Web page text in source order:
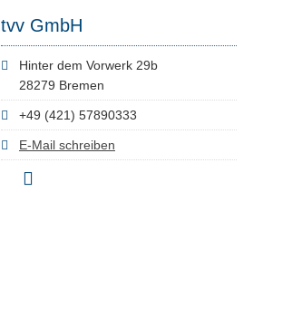
tvv GmbH
Hinter dem Vorwerk 29b
28279 Bremen
+49 (421) 57890333
E-Mail schreiben